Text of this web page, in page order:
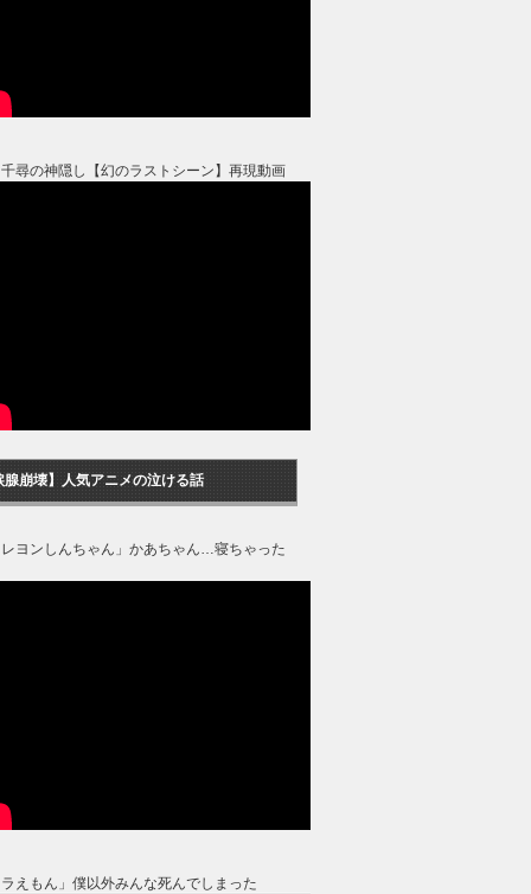
尋の神隠し【幻のラストシーン】再現動画
腺崩壊】人気アニメの泣ける話
ヨンしんちゃん」かあちゃん…寝ちゃった
えもん」僕以外みんな死んでしまった